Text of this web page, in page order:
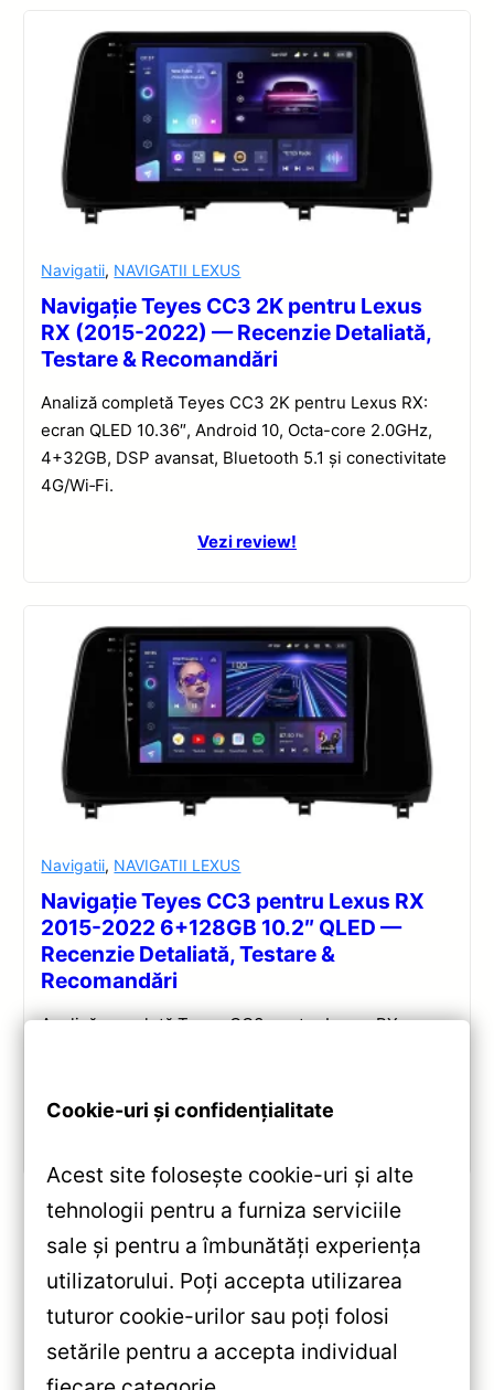
Navigatii, NAVIGATII LEXUS
Navigație Teyes CC3 2K pentru Lexus
RX (2015-2022) — Recenzie Detaliată,
Testare & Recomandări
Analiză completă Teyes CC3 2K pentru Lexus RX:
ecran QLED 10.36″, Android 10, Octa-core 2.0GHz,
4+32GB, DSP avansat, Bluetooth 5.1 și conectivitate
4G/Wi‑Fi.
Vezi review!
Navigatii, NAVIGATII LEXUS
Navigație Teyes CC3 pentru Lexus RX
2015-2022 6+128GB 10.2″ QLED —
Recenzie Detaliată, Testare &
Recomandări
Analiză completă Teyes CC3 pentru Lexus RX:
«Navigatie Auto Teyes CC3L
Lexus ES 2013-2018 4+32GB 9″
IPS Octa-core 1.6Ghz —
Cookie-uri și confidențialitate
Acest site folosește cookie-uri și alte
tehnologii pentru a furniza serviciile
sale și pentru a îmbunătăți experiența
utilizatorului. Poți accepta utilizarea
tuturor cookie-urilor sau poți folosi
setările pentru a accepta individual